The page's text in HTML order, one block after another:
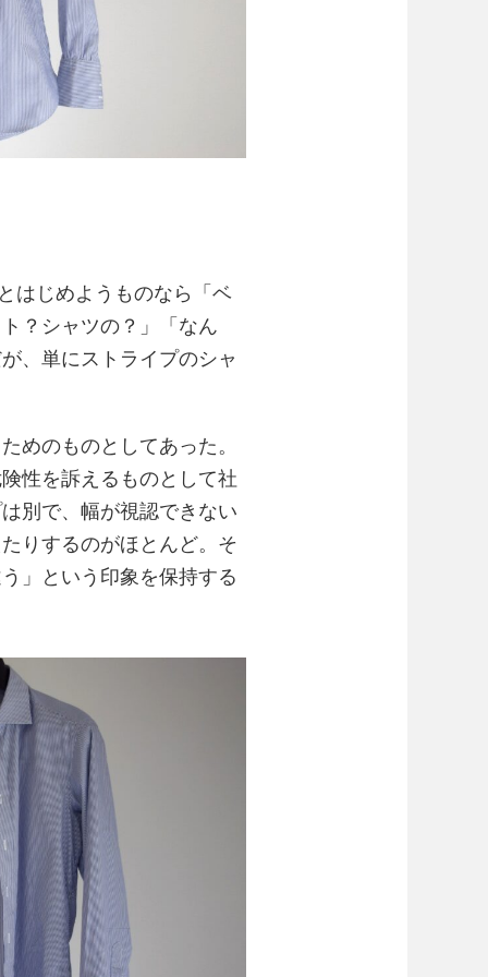
はじめようものなら「ベ
？シャツの？」「なん
、単にストライプのシャ
めのものとしてあった。
性を訴えるものとして社
別で、幅が視認できない
りするのがほとんど。そ
」という印象を保持する